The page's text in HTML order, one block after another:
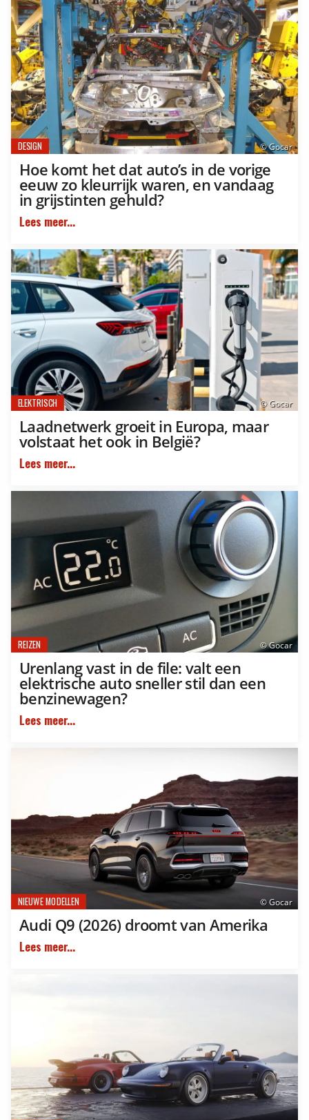
© Gocar
DESIGN
Hoe komt het dat auto’s in de vorige
eeuw zo kleurrijk waren, en vandaag
in grijstinten gehuld?
Lees meer...
© Gocar
ELEKTRISCH
Laadnetwerk groeit in Europa, maar
volstaat het ook in België?
Lees meer...
© Gocar
REIZEN
Urenlang vast in de file: valt een
elektrische auto sneller stil dan een
benzinewagen?
Lees meer...
© Gocar
NIEUWE MODELLEN
Audi Q9 (2026) droomt van Amerika
Lees meer...